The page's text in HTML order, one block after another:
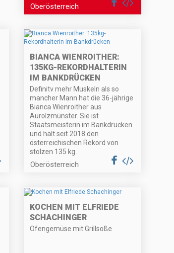
Oberösterreich
BIANCA WIENROITHER:
135KG-REKORDHALTERIN
IM BANKDRÜCKEN
Definitv mehr Muskeln als so
mancher Mann hat die 36-jährige
Bianca Wienroither aus
Aurolzmünster. Sie ist
Staatsmeisterin im Bankdrücken
und hält seit 2018 den
österreichischen Rekord von
stolzen 135 kg.
Oberösterreich
KOCHEN MIT ELFRIEDE
SCHACHINGER
Ofengemüse mit Grillsoße